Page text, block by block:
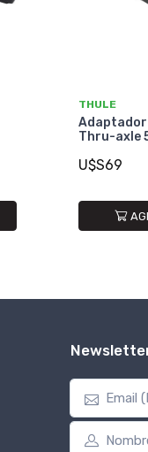
THULE
Adaptador
Thru-axle
U$S69